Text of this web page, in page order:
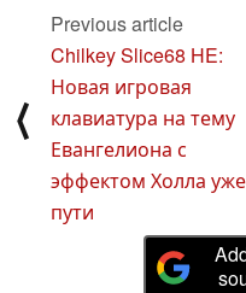
устройства28 August
⟨
Previous article
Chilkey Slice68 HE:
Новая игровая
клавиатура на тему
Евангелиона с
эффектом Холла
пути